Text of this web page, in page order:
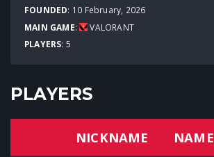
FOUNDED: 10 February, 2026
MAIN GAME:
VALORANT
PLAYERS: 5
PLAYERS
NICKNAME NAME